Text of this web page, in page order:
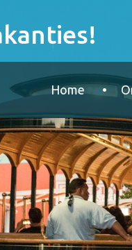
Home